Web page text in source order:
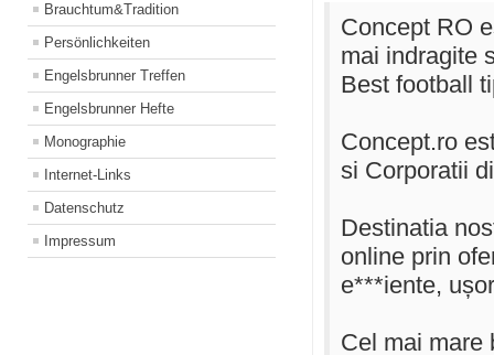
Brauchtum&Tradition
Persönlichkeiten
Engelsbrunner Treffen
Engelsbrunner Hefte
Monographie
Internet-Links
Datenschutz
Impressum
Concept RO
mai indragite
Best football
Concept.ro
si Corporatii
Destinatia
online prin
e***iente,
Cel mai mare